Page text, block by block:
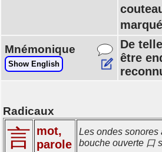
Mnémonique
Show English
De
être
Radicaux
言 mot,
parole
Les ondes sonores
bouche ouverte 口